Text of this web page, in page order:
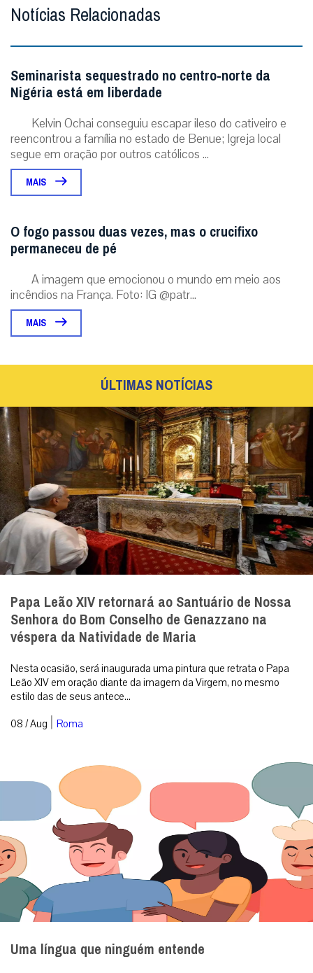
Notícias Relacionadas
Seminarista sequestrado no centro-norte da
Nigéria está em liberdade
Kelvin Ochai conseguiu escapar ileso do cativeiro e
reencontrou a família no estado de Benue; Igreja local
segue em oração por outros católicos ...
MAIS
O fogo passou duas vezes, mas o crucifixo
permaneceu de pé
A imagem que emocionou o mundo em meio aos
incêndios na França. Foto: IG @patr...
MAIS
ÚLTIMAS NOTÍCIAS
Papa Leão XIV retornará ao Santuário de Nossa
Senhora do Bom Conselho de Genazzano na
véspera da Natividade de Maria
Nesta ocasião, será inaugurada uma pintura que retrata o Papa
Leão XIV em oração diante da imagem da Virgem, no mesmo
estilo das de seus antece...
08 / Aug | Roma
Uma língua que ninguém entende